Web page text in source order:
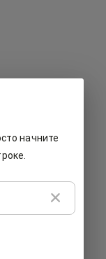
так...
закройте
позже.
начните